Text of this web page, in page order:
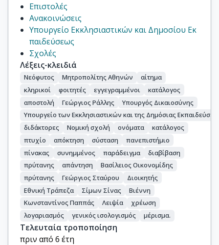
Επιστολές
Ανακοινώσεις
Υπουργείο Εκκλησιαστικών και Δημοσίου Εκ
παιδεύσεως
Σχολές
Λέξεις-κλειδιά
Νεόφυτος Μητροπολίτης Αθηνών
αίτημα
κληρικοί
φοιτητές εγγεγραμμένοι
κατάλογος
αποστολή
Γεώργιος Ράλλης
Υπουργός Δικαιοσύνης
Υπουργείο των Εκκλησιαστικών και της Δημόσιας
διδάκτορες
Νομική σχολή ονόματα
κατάλογος
πτυχίο
απόκτηση σύσταση
πανεπιστήμιο
πίνακας
συνημμένος παράδειγμα
διαβίβαση
πρύτανης
απάντηση
Βασίλειος Οικονομίδης
πρύτανης
Γεώργιος Σταύρου
Διοικητής
Εθνική Τράπεζα
Σίμων Σίνας
Βιέννη
Κωνσταντίνος Παππάς
Λειψία
χρέωση
λογαριασμός
γενικός ισολογισμός μέρισμα.
Τελευταία τροποποίηση
πριν από 6 έτη